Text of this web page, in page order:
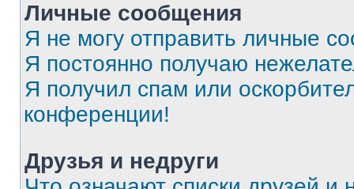
Личные сообщения
Я не могу отправить личные
Я постоянно получаю
Я получил спам или
конференции!
Друзья и недруги